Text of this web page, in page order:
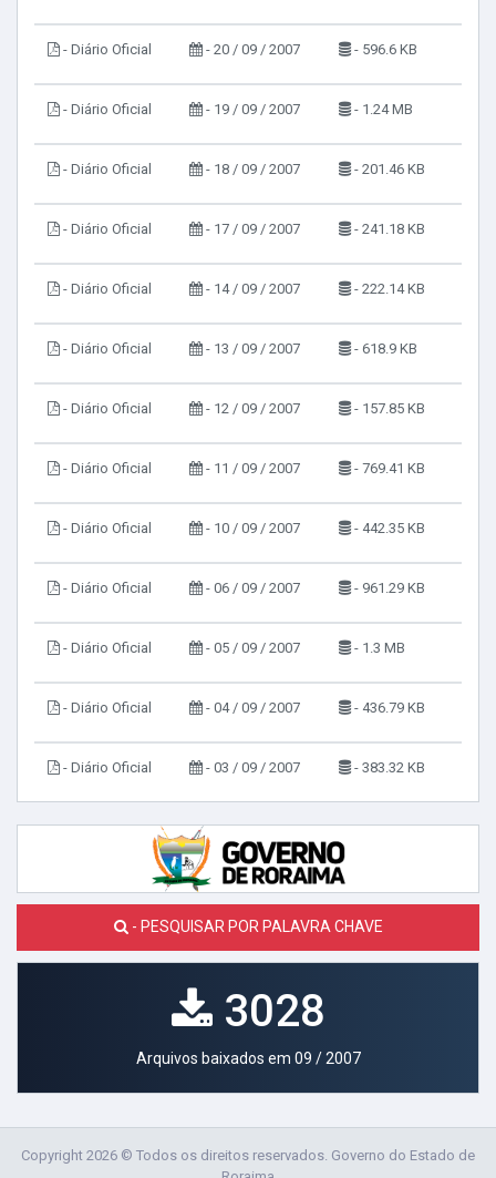
- Diário Oficial - 20 / 09 / 2007 - 596.6 KB
- Diário Oficial - 19 / 09 / 2007 - 1.24 MB
- Diário Oficial - 18 / 09 / 2007 - 201.46 KB
- Diário Oficial - 17 / 09 / 2007 - 241.18 KB
- Diário Oficial - 14 / 09 / 2007 - 222.14 KB
- Diário Oficial - 13 / 09 / 2007 - 618.9 KB
- Diário Oficial - 12 / 09 / 2007 - 157.85 KB
- Diário Oficial - 11 / 09 / 2007 - 769.41 KB
- Diário Oficial - 10 / 09 / 2007 - 442.35 KB
- Diário Oficial - 06 / 09 / 2007 - 961.29 KB
- Diário Oficial - 05 / 09 / 2007 - 1.3 MB
- Diário Oficial - 04 / 09 / 2007 - 436.79 KB
- Diário Oficial - 03 / 09 / 2007 - 383.32 KB
- PESQUISAR POR PALAVRA CHAVE
3028
Arquivos baixados em 09 / 2007
Copyright 2026 © Todos os direitos reservados. Governo do Estado de